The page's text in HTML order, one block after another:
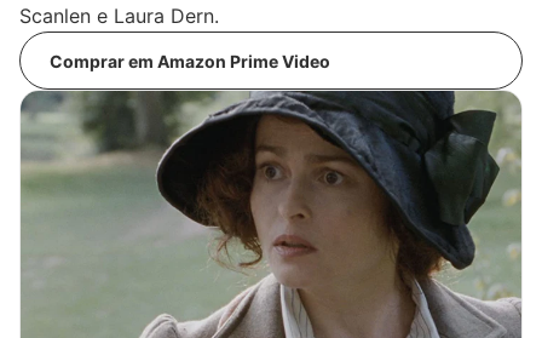
Scanlen e Laura Dern.
Comprar em Amazon Prime Video